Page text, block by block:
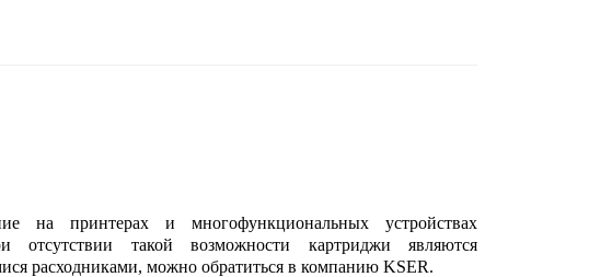
на принтерах и многофункциональных устройствах
такой возможности картриджи являются
расходниками, можно обратиться в компанию KSER.